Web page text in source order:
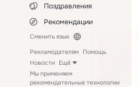
Поздравления
Рекомендации
Сменить язык
Рекламодателям Помощь
Новости Ещё
Мы применяем
рекомендательные технологии